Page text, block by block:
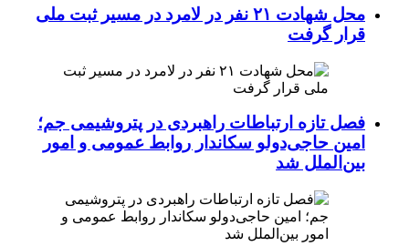
محل شهادت ۲۱ نفر در لامرد در مسیر ثبت ملی
قرار گرفت
فصل تازه ارتباطات راهبردی در پتروشیمی جم؛
امین حاجی‌دولو سکاندار روابط عمومی و امور
بین‌الملل شد